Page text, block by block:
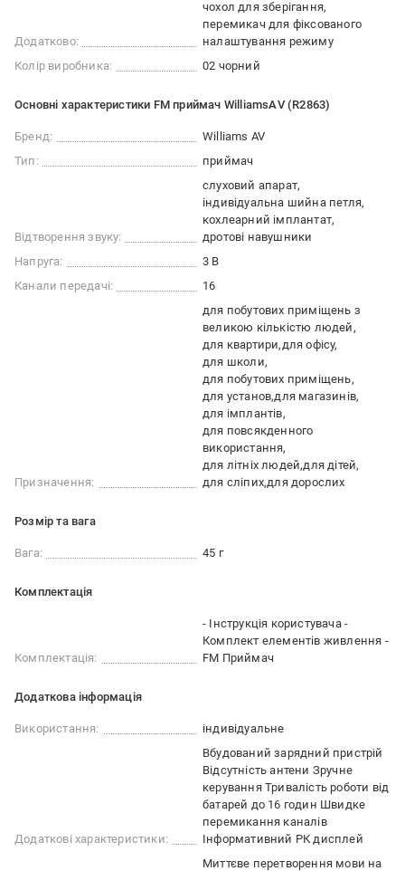
Додатково:
чохол для зберігання
перемикач для фіксованого
налаштування режиму
Колір виробника:
02 чорний
Основні характеристики FM приймач WilliamsAV (R2863)
Бренд:
Williams AV
Тип:
приймач
Відтворення звуку:
слуховий апарат
індивідуальна шийна петля
кохлеарний імплантат
дротові навушники
Напруга:
3 В
Канали передачі:
16
Призначення:
для побутових приміщень з
великою кількістю людей
для квартири для офісу
для школи
для побутових приміщень
для установ для магазинів
для імплантів
для повсякденного
використання
для літніх людей для дітей
для сліпих для дорослих
Розмір та вага
Вага: 45 г
Комплектація
Комплектація:
- Інструкція користувача -
Комплект елементів живлення -
FM Приймач
Додаткова інформація
Використання: індивідуальне
Додаткові характеристики:
Вбудований зарядний пристрій
Відсутність антени Зручне
керування Тривалість роботи від
батарей до 16 годин Швидке
перемикання каналів
Інформативний РК дисплей
Миттєве перетворення мови на